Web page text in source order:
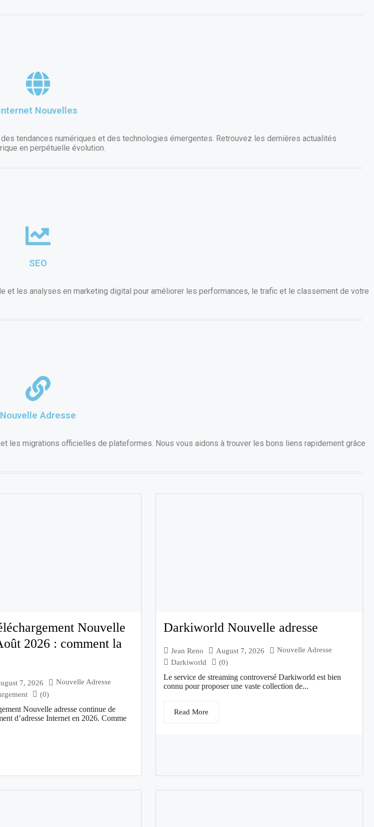
Nouvelles
tendances numériques et des technologies émergentes. Retrouvez les dernières actualités
en perpétuelle évolution.
SEO
et les analyses en marketing digital pour améliorer les performances, le trafic et le classement de votre
Nouvelle Adresse
migrations officielles de plateformes. Nous vous aidons à trouver les bons liens rapidement grâce
Nouvelle
2026 : comment la
7, 2026
Nouvelle Adresse
(0)
Nouvelle adresse continue de
d’adresse Internet en 2026. Comme
Darkiworld Nouvelle adresse
Jean Reno August 7, 2026
Nouvelle Adresse
Darkiworld
(0)
Le service de streaming controversé Darkiworld est bien
connu pour proposer une vaste collection de...
Read More